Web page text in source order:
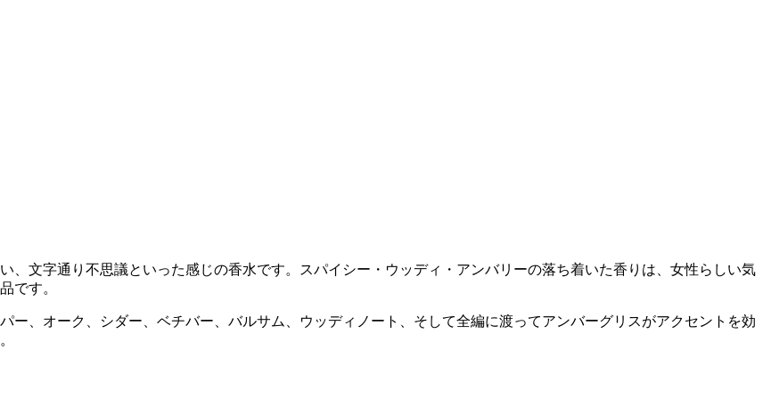
、文字通り不思議といった感じの香水です。スパイシー・ウッディ・アンバリーの落ち着いた香りは、女性らしい気
です。
ー、オーク、シダー、ベチバー、バルサム、ウッディノート、そして全編に渡ってアンバーグリスがアクセントを効